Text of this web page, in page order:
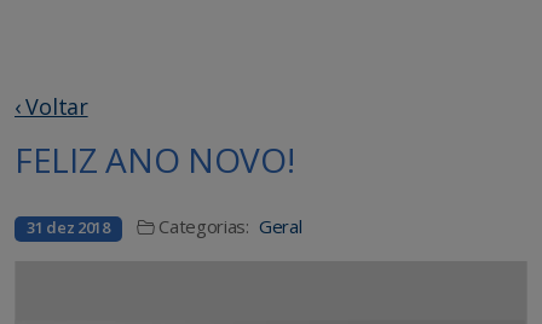
‹ Voltar
FELIZ ANO NOVO!
31 dez 2018 Categorias: Geral